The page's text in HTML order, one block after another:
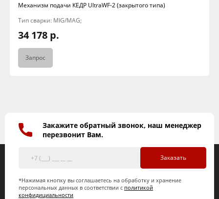
Механизм подачи КЕДР UltraWF-2 (закрытого типа)
Тип сварки: MIG/MAG;
34 178 р.
Запрос
Закажите обратный звонок, наш менеджер
перезвонит Вам.
Заказать
*Нажимая кнопку вы соглашаетесь на обработку и хранение
персональных данных в соответствии с политикой
конфидициальности